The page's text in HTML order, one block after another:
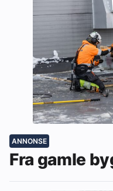
ANNONSE
Fra gamle